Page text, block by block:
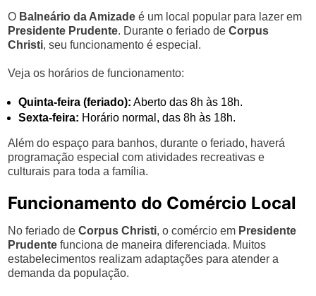
O Balneário da Amizade é um local popular para lazer em
Presidente Prudente. Durante o feriado deCorpus
Christi, seu funcionamento é especial.
Veja os horários de funcionamento:
Quinta-feira (feriado): Aberto das 8h às 18h.
Sexta-feira: Horário normal, das 8h às 18h.
Além do espaço para banhos, durante o feriado, haverá
programação especial com atividades recreativas e
culturais para toda a família.
Funcionamento do Comércio Local
No feriado deCorpus Christi, o comércio em Presidente
Prudente funciona de maneira diferenciada. Muitos
estabelecimentos realizam adaptações para atender a
demanda da população.